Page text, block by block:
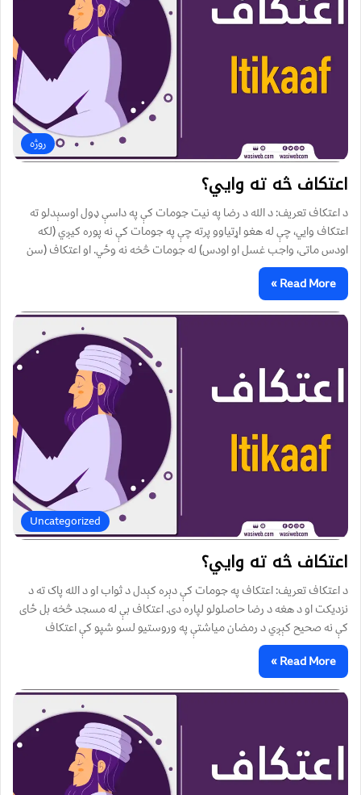
روژه
اعتکاف څه ته وايي؟
د اعتکاف تعریف: د الله د رضا په نيت جومات کې په داسې ډول اوسېدلو ته
اعتکاف وايي، چې له هغو اړتياوو پرته چې په جومات کې نه پوره کيږي (لکه
اودس ماتی، واجب غسل او اودس) له جومات څخه نه وځي. او اعتکاف (سن
Read More »
Uncategorized
اعتکاف څه ته وايي؟
د اعتکاف تعریف: اعتکاف په جومات کې دېره کېدل د ثواب او د الله پاک ته د
نزديکت او د هغه د رضا حاصلولو لپاره دى. اعتکاف بې له مسجد څخه بل ځاى
کې نه صحيح کېږي د رمضان مياشتې په وروستيو لسو شپو کې اعتکاف
Read More »